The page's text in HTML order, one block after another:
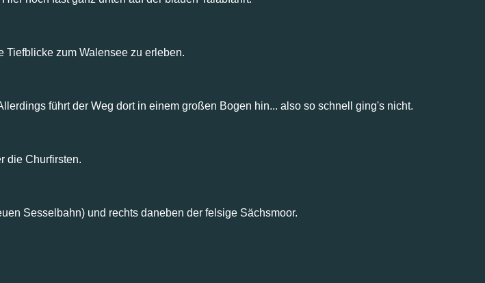
Tiefblicke zum Walensee zu erleben.
führt der Weg dort in einem großen Bogen hin... also so schnell ging's nicht.
die Churfirsten.
Sesselbahn) und rechts daneben der felsige Sächsmoor.